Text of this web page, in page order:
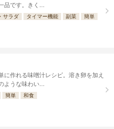
品です。きく...
サラダ タイマー機能 副菜
簡単
に作れる味噌汁レシピ。溶き卵を加え
ような味わい...
簡単 和食